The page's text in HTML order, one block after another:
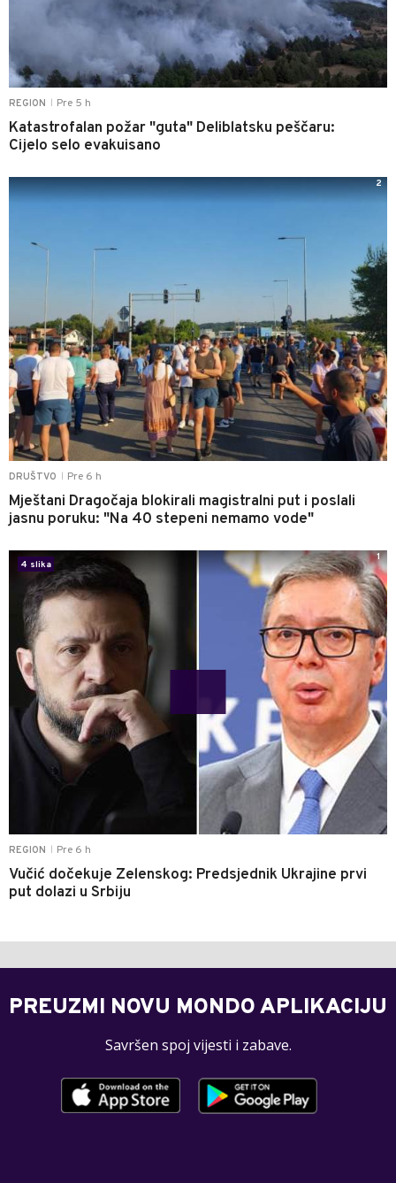
REGION Pre 5 h
Katastrofalan požar "guta" Deliblatsku peščaru:
Cijelo selo evakuisano
DRUŠTVO Pre 6 h
Mještani Dragočaja blokirali magistralni put i poslali
jasnu poruku: "Na 40 stepeni nemamo vode"
2
REGION Pre 6 h
Vučić dočekuje Zelenskog: Predsjednik Ukrajine prvi
put dolazi u Srbiju
4 slika
1
PREUZMI NOVU MONDO APLIKACIJU
Savršen spoj vijesti i zabave.